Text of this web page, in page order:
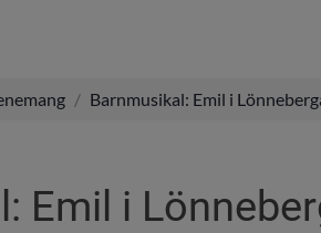
/ Barnmusikal: Emil i
Emil i